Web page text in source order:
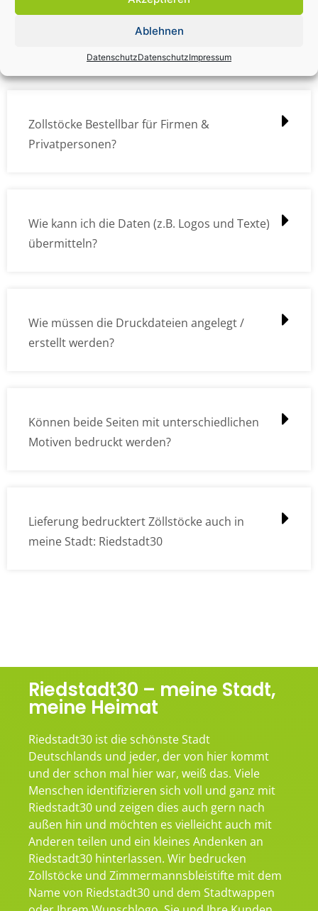
Ablehnen
DatenschutzDatenschutzImpressum
Zollstock Druckdatencheck / Profidatencheck
Zollstöcke Bestellbar für Firmen &
Privatpersonen?
Wie kann ich die Daten (z.B. Logos und Texte)
übermitteln?
Wie müssen die Druckdateien angelegt /
erstellt werden?
Können beide Seiten mit unterschiedlichen
Motiven bedruckt werden?
Lieferung bedrucktert Zöllstöcke auch in
meine Stadt: Riedstadt30
Riedstadt30 – meine Stadt,
meine Heimat
Riedstadt30 ist die schönste Stadt
Deutschlands und jeder, der von hier kommt
und der schon mal hier war, weiß das. Viele
Menschen identifizieren sich voll und ganz mit
Riedstadt30 und zeigen dies auch gern nach
außen hin und möchten es vielleicht auch mit
Anderen teilen und ein kleines Andenken an
Riedstadt30 hinterlassen. Wir bedrucken
Zollstöcke und Zimmermannsbleistifte mit dem
Name von Riedstadt30 und dem Stadtwappen